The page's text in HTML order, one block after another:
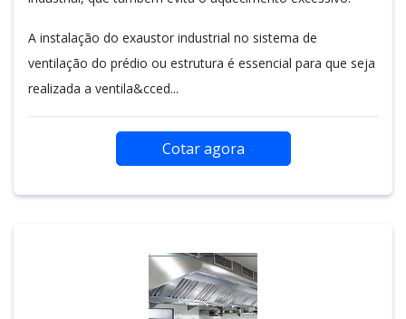
A instalação do exaustor industrial no sistema de
ventilação do prédio ou estrutura é essencial para que seja
realizada a ventila&cced...
Cotar agora